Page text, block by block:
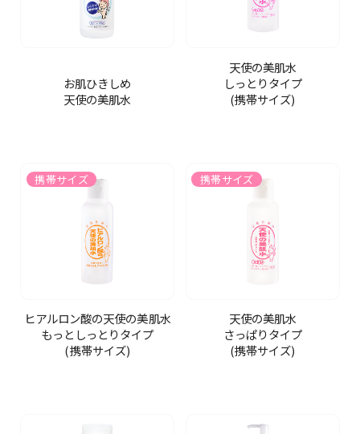
お肌ひきしめ
天使の美肌水
天使の美肌水
しっとりタイプ
(携帯サイズ)
携帯サイズ
ヒアルロン酸の天使の美肌水
もっとしっとりタイプ
(携帯サイズ)
携帯サイズ
天使の美肌水
さっぱりタイプ
(携帯サイズ)